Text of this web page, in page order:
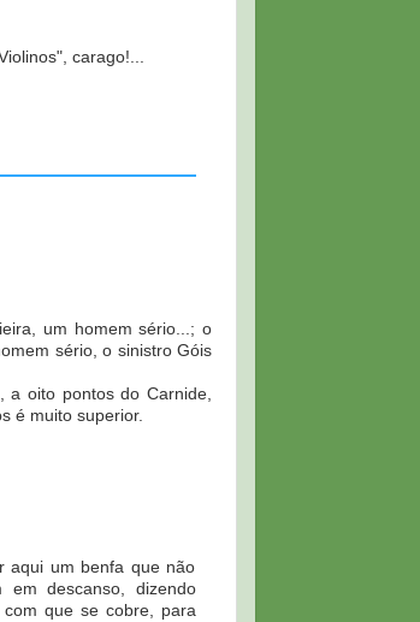
carago!...
um homem sério...; o
sério, o sinistro Góis
a oito pontos do Carnide,
é muito superior.
aqui um benfa que não
descanso, dizendo
que se cobre, para